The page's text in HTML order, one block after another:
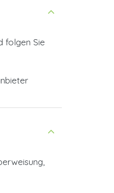
folgen Sie